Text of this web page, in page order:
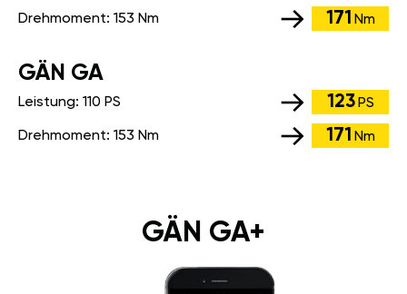
Drehmoment: 153 Nm 171 Nm
GÄN GA
Leistung: 110 PS 123 PS
Drehmoment: 153 Nm 171 Nm
GÄN GA+